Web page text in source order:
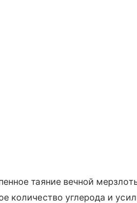
таяние вечной
количество углерода и